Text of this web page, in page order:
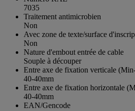
7035
Traitement antimicrobien
Non
Avec zone de texte/surface
Non
Nature d'embout entrée de cable
Souple à découper
Entre axe de fixation verticale
40-40mm
Entre axe de fixation horizontale
40-40mm
EAN/Gencode